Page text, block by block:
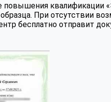
повышения
При отсутствии
бесплатно отправит